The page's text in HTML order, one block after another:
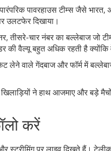
पावरहाउस टीम्स जैसे
उलटफेर दिखाया।
तीसरे-चार नंबर का बल्लेबाज जो
वैल्यू बहुत अधिक रहती है क्योंकि
लेने वाले गेंदबाज और फॉर्म में
खिलाड़ियों ने हाथ आजमाए और बड़े
करें